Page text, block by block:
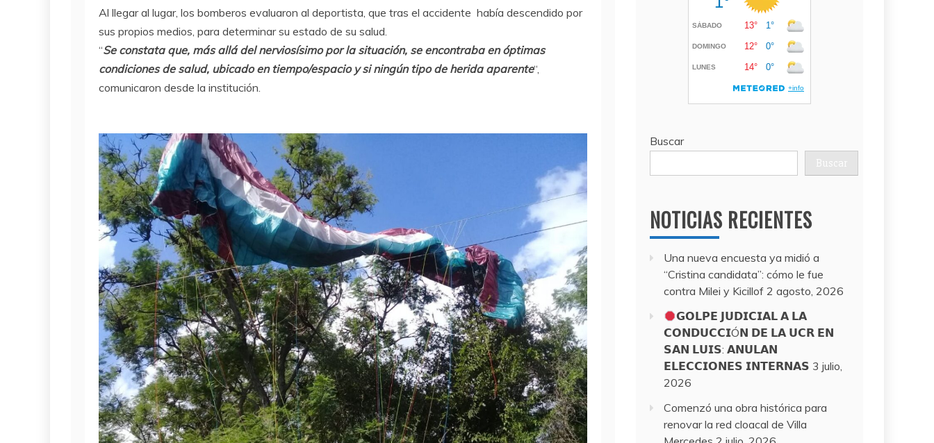
Al llegar al lugar, los bomberos evaluaron al deportista, que tras el accidente había descendido por
sus propios medios, para determinar su estado de su salud.
“Se constata que, más allá del nerviosísimo por la situación, se encontraba en óptimas
condiciones de salud, ubicado en tiempo/espacio y si ningún tipo de herida aparente“,
comunicaron desde la institución.
Buscar
Buscar
NOTICIAS RECIENTES
Una nueva encuesta ya midió a
“Cristina candidata”: cómo le fue
contra Milei y Kicillof 2 agosto, 2026
𝗚𝗢𝗟𝗣𝗘 𝗝𝗨𝗗𝗜𝗖𝗜𝗔𝗟 𝗔 𝗟𝗔
𝗖𝗢𝗡𝗗𝗨𝗖𝗖𝗜Ó𝗡 𝗗𝗘 𝗟𝗔 𝗨𝗖𝗥 𝗘𝗡
𝗦𝗔𝗡 𝗟𝗨𝗜𝗦: 𝗔𝗡𝗨𝗟𝗔𝗡
𝗘𝗟𝗘𝗖𝗖𝗜𝗢𝗡𝗘𝗦 𝗜𝗡𝗧𝗘𝗥𝗡𝗔𝗦 3 julio,
2026
Comenzó una obra histórica para
renovar la red cloacal de Villa